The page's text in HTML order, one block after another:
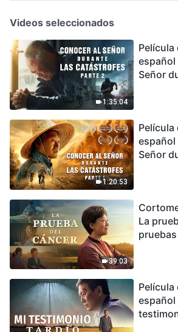
Videos seleccionados
1:35:04
Película
español
Señor
1:20:53
Película
español
Señor
39:03
La
Película
español